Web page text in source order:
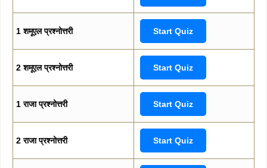
1 शमूएल प्रश्नोत्तरी Start Quiz
2 शमूएल प्रश्नोत्तरी Start Quiz
1 राजा प्रश्नोत्तरी Start Quiz
2 राजा प्रश्नोत्तरी Start Quiz